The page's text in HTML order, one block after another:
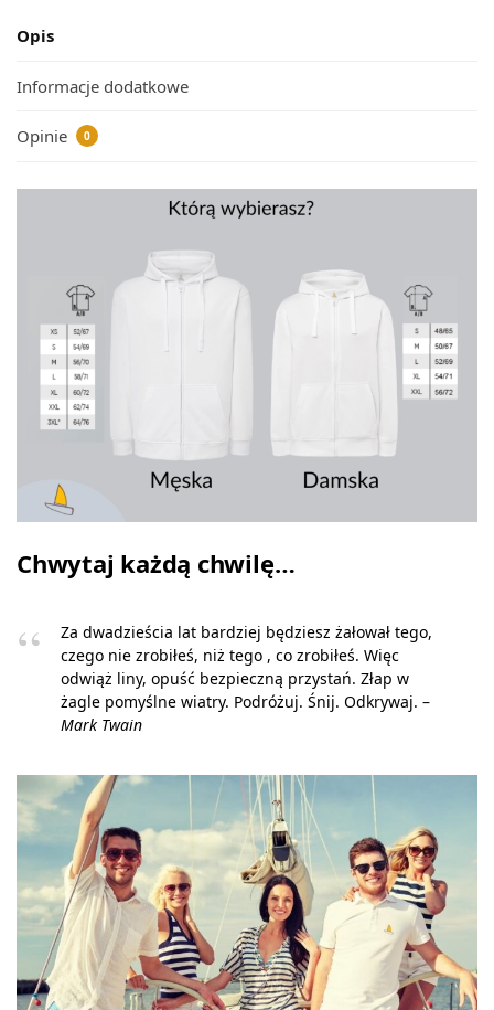
Opis
Informacje dodatkowe
Opinie 0
Chwytaj każdą chwilę…
Za dwadzieścia lat bardziej będziesz żałował tego,
czego nie zrobiłeś, niż tego , co zrobiłeś. Więc
odwiąż liny, opuść bezpieczną przystań. Złap w
żagle pomyślne wiatry. Podróżuj. Śnij. Odkrywaj. –
Mark Twain